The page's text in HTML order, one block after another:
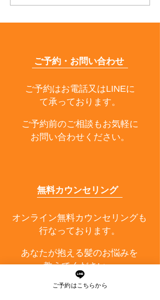
ご予約・お問い合わせ
ご予約はお電話又はLINEに
て承っております。
ご予約前のご相談もお気軽に
お問い合わせください。
無料カウンセリング
オンライン無料カウンセリングも
行なっております。
あなたが抱える髪のお悩みを
教えてください。
ご予約はこちらから